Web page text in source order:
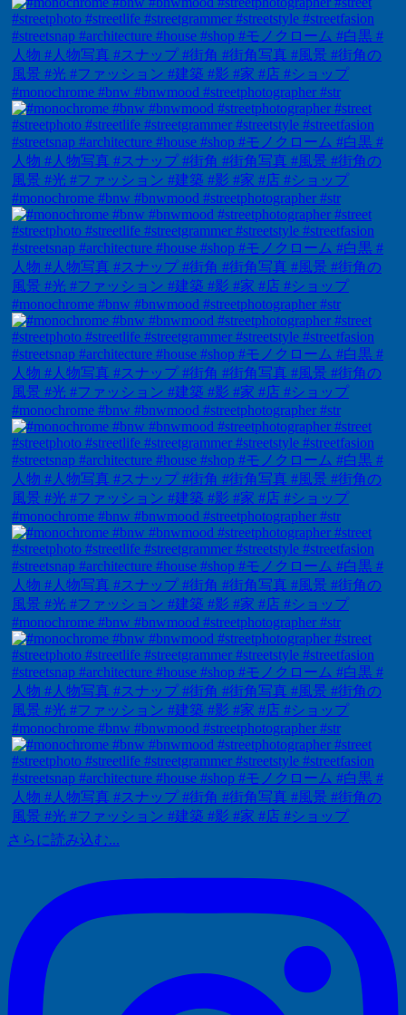
#monochrome #bnw #bnwmood #streetphotographer #str
#monochrome #bnw #bnwmood #streetphotographer #str
#monochrome #bnw #bnwmood #streetphotographer #str
#monochrome #bnw #bnwmood #streetphotographer #str
#monochrome #bnw #bnwmood #streetphotographer #str
#monochrome #bnw #bnwmood #streetphotographer #str
#monochrome #bnw #bnwmood #streetphotographer #str
さらに読み込む...